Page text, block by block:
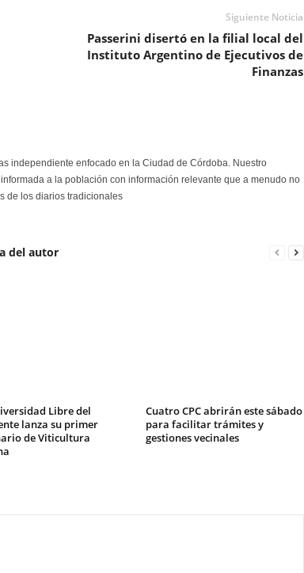
Siguiente Noticia
Passerini disertó en la filial local del
Instituto Argentino de Ejecutivos de
Finanzas
independiente enfocado en la Ciudad de Córdoba. Nuestro
a la población con información relevante que a menudo no
de los diarios tradicionales
del autor
Libre del
lanza su primer
de Viticultura
Cuatro CPC abrirán este sábado
para facilitar trámites y
gestiones vecinales